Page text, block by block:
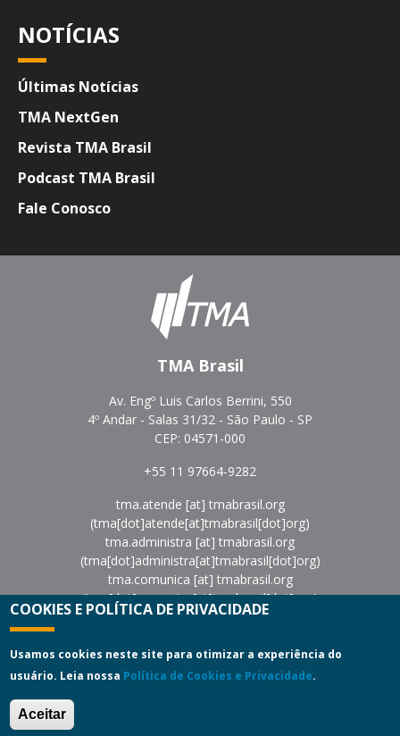
NOTÍCIAS
Últimas Notícias
TMA NextGen
Revista TMA Brasil
Podcast TMA Brasil
Fale Conosco
TMA Brasil
Av. Engº Luis Carlos Berrini, 550
4º Andar - Salas 31/32 - São Paulo - SP
CEP: 04571-000
+55 11 97664-9282
tma.atende [at] tmabrasil.org
(tma[dot]atende[at]tmabrasil[dot]org)
tma.administra [at] tmabrasil.org
(tma[dot]administra[at]tmabrasil[dot]org)
tma.comunica [at] tmabrasil.org
(tma[dot]comunica[at]tmabrasil[dot]org)
eventos [at]tmabrasil.org(eventos[at]tmabrasil[dot]org)
Política de Privacidade|Termos de Uso
Copyright © 2022Turnaround Management Association do
COOKIES E POLÍTICA DE PRIVACIDADE
Usamos cookies neste site para otimizar a experiência do
usuário. Leia nossa Política de Cookies e Privacidade.
Aceitar